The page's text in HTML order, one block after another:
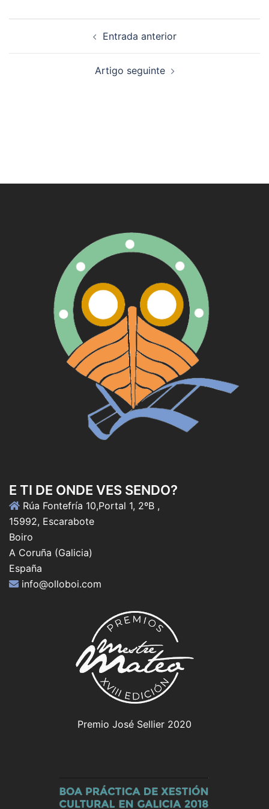
Entrada anterior
Artigo seguinte
E TI DE ONDE VES SENDO?
Rúa Fontefría 10,Portal 1, 2ºB ,
15992, Escarabote
Boiro
A Coruña (Galicia)
España
info@olloboi.com
Premio José Sellier 2020